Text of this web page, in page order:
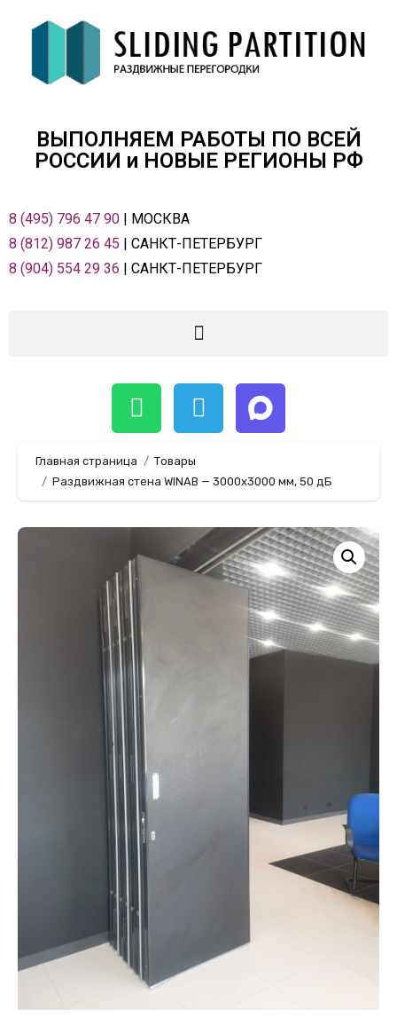
ВЫПОЛНЯЕМ РАБОТЫ ПО ВСЕЙ
РОСCИИ и НОВЫЕ РЕГИОНЫ РФ
8 (495) 796 47 90 | МОСКВА
8 (812) 987 26 45 | САНКТ-ПЕТЕРБУРГ
8 (904) 554 29 36 | САНКТ-ПЕТЕРБУРГ
Главная страница
Товары
Раздвижная стена WINAB — 3000х3000 мм, 50 дБ